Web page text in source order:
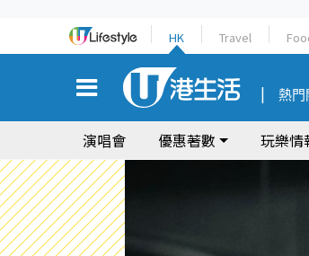
HK Travel
熱門
演唱會 優惠著數 玩樂情